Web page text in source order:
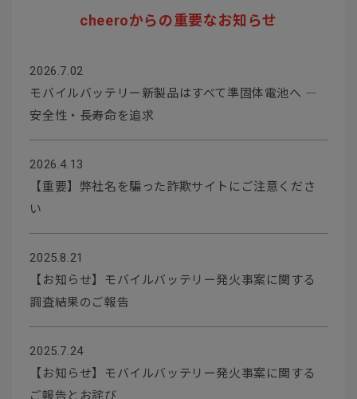
cheeroからの重要なお知らせ
2026.7.02
モバイルバッテリー新製品はすべて準固体電池へ ―
安全性・長寿命を追求
2026.4.13
【重要】弊社名を騙った詐欺サイトにご注意くださ
い
2025.8.21
【お知らせ】モバイルバッテリー発火事案に関する
調査結果のご報告
2025.7.24
【お知らせ】モバイルバッテリー発火事案に関する
ご報告とお詫び